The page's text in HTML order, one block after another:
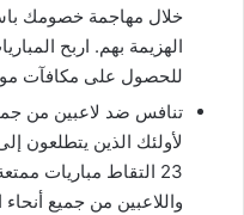
خلال مهاجمة خصومك
الهزيمة بهم. اربح
للحصول على مكافآت
تنافس ضد لاعبين من
23 التقاط مباريات
واللاعبين من جميع أنحاء